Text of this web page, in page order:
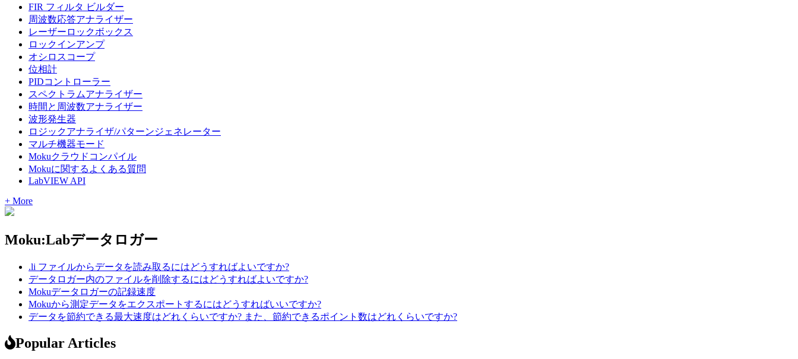
FIR フィルタ ビルダー
周波数応答アナライザー
レーザーロックボックス
ロックインアンプ
オシロスコープ
位相計
PIDコントローラー
スペクトラムアナライザー
時間と周波数アナライザー
波形発生器
ロジックアナライザ/パターンジェネレーター
マルチ機器モード
Mokuクラウドコンパイル
Mokuに関するよくある質問
LabVIEW API
+ More
Moku:Labデータロガー
.li ファイルからデータを読み取るにはどうすればよいですか?
データロガー内のファイルを削除するにはどうすればよいですか?
Mokuデータロガーの記録速度
Mokuから測定データをエクスポートするにはどうすればいいですか?
データを節約できる最大速度はどれくらいですか? また、節約できるポイント数はどれくらいですか?
Popular Articles